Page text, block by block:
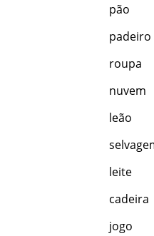
pão
padeiro
roupa
nuvem
leão
leite
cadeira
jogo